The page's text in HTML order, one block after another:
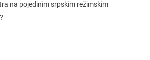
na pojedinim srpskim režimskim